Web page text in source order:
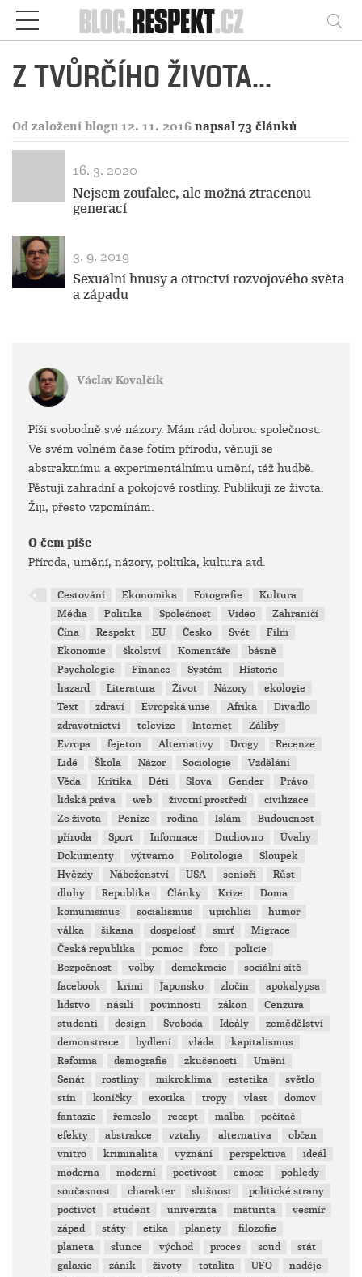
Respekt
Z TVŮRČÍHO ŽIVOTA...
Od založení blogu 12. 11. 2016 napsal 73 článků
16. 3. 2020
Nejsem zoufalec, ale možná ztracenou
generací
3. 9. 2019
Sexuální hnusy a otroctví rozvojového světa
a západu
Václav Kovalčík
Píši svobodně své názory. Mám rád dobrou společnost.
Ve svém volném čase fotím přírodu, věnuji se
abstraktnímu a experimentálnímu umění, též hudbě.
Pěstuji zahradní a pokojové rostliny. Publikuji ze života.
Žiji, přesto vzpomínám.
O čem píše
Příroda, umění, názory, politika, kultura atd.
Cestování Ekonomika Fotografie
Kultura
Média
Politika Společnost Video
Zahraničí
Čína
Respekt EU Česko Svět
Film
Ekonomie
školství Komentáře
básně
Psychologie
Finance Systém
Historie
hazard
Literatura Život Názory
ekologie
Text
zdraví Evropská unie Afrika
Divadlo
zdravotnictví
televize Internet
Záliby
Evropa
fejeton Alternativy Drogy
Recenze
Lidé
Škola Názor Sociologie
Vzdělání
Věda
Kritika Děti Slova Gender
Právo
lidská práva
web životní prostředí
civilizace
Ze života
Peníze rodina Islám
Budoucnost
příroda
Sport Informace Duchovno
Úvahy
Dokumenty
výtvarno Politologie
Sloupek
Hvězdy
Náboženství USA senioři
Růst
dluhy
Republika Články Krize
Doma
komunismus
socialismus uprchlíci
humor
válka
šikana dospelosť smrť
Migrace
Česká republika
pomoc foto
policie
Bezpečnost
volby demokracie
sociální sítě
facebook
krimi Japonsko zločin
apokalypsa
lidstvo
násilí povinnosti zákon
Cenzura
studenti
design Svoboda Ideály
zemědělství
demonstrace
bydlení vláda
kapitalismus
Reforma
demografie zkušenosti
Umění
Senát
rostliny mikroklima estetika
světlo
stín
koníčky exotika tropy vlast
domov
fantazie
řemeslo recept malba
počítač
efekty
abstrakce vztahy alternativa
občan
vnitro
kriminalita vyznání perspektiva
ideál
moderna
moderní poctivost emoce
pohledy
současnost
charakter slušnost
politické strany
poctivot
student univerzita maturita
vesmír
západ
státy etika planety
filozofie
planeta
slunce východ proces soud
stát
galaxie
zánik životy totalita UFO
naděje